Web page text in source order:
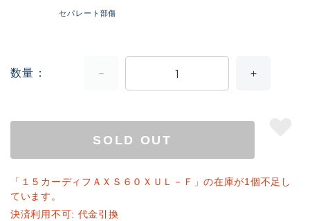
セパレート部傷
数量
SOLD OUT
「１５カーディフＡＸＳ６０ＸＵＬ－Ｆ」の在庫が1個不足し
ています。
決済利用不可: 代金引換